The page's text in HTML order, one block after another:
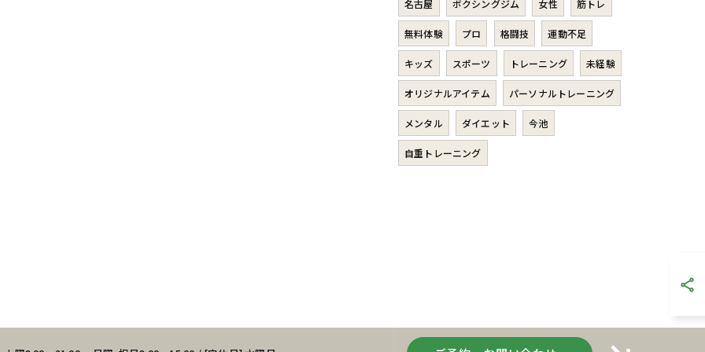
名古屋 ボクシングジム 女性 筋トレ
無料体験 プロ 格闘技 運動不足
キッズ スポーツ トレーニング 未経験
オリジナルアイテム パーソナルトレーニング
メンタル ダイエット 今池
自重トレーニング